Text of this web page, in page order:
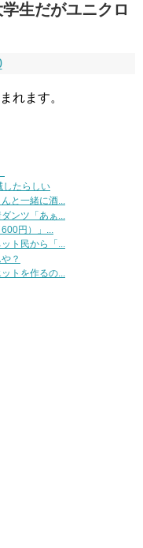
生だがユニクロ
れます。
したらしい
と一緒に酒...
ンツ「あぁ...
600円）」...
ト民から「...
？
トを作るの...